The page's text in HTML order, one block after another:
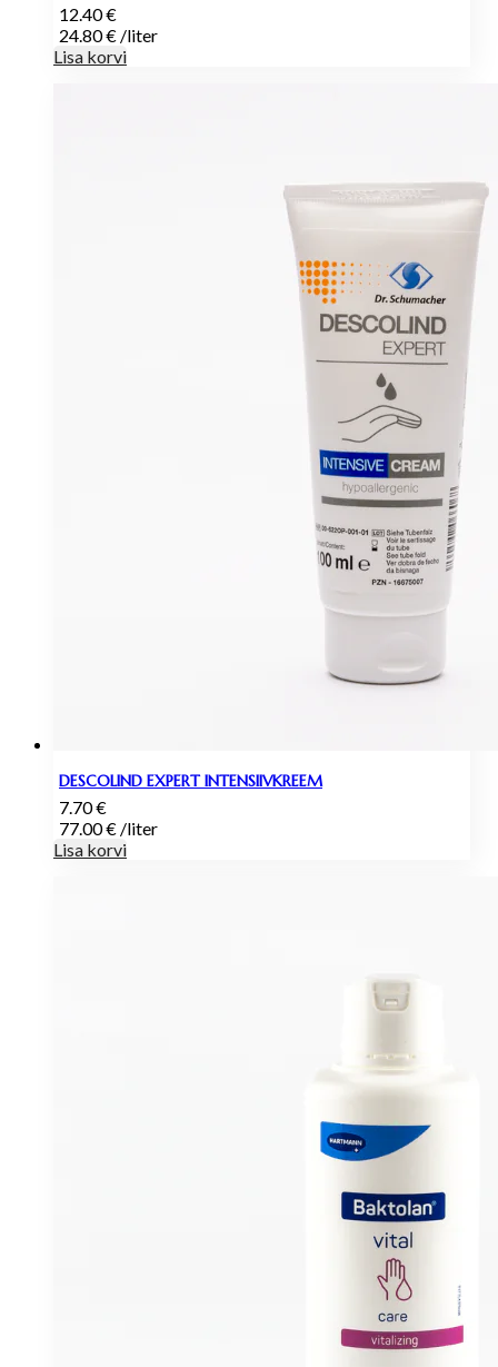
12.40€
24.80€ /liter
Lisa korvi
DESCOLIND EXPERT INTENSIIVKREEM
7.70€
77.00€ /liter
Lisa korvi